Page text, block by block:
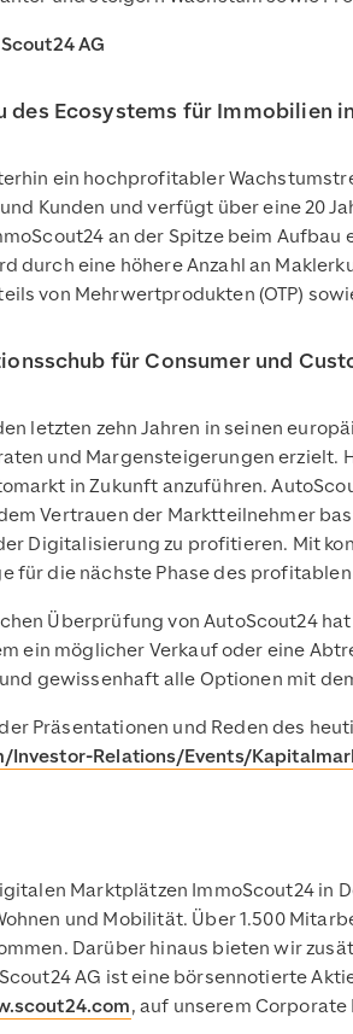
AG
des Ecosystems für Immobilien
ein hochprofitabler
Kunden und verfügt über eine 20
an der Spitze beim
durch eine höhere Anzahl an
von Mehrwertprodukten (OTP)
für Consumer und
letzten zehn Jahren in seinen
und Margensteigerungen
in Zukunft anzuführen.
Vertrauen der Marktteilnehmer
Digitalisierung zu profitieren. Mit
für die nächste Phase des
Überprüfung von AutoScout24
ein möglicher Verkauf oder eine
gewissenhaft alle Optionen mit
Präsentationen und Reden des
Investor-Relations/Events/
Marktplätzen ImmoScout24 in
und Mobilität. Über 1.500
Darüber hinaus bieten wir
AG ist eine börsennotierte
, auf unserem Corporate